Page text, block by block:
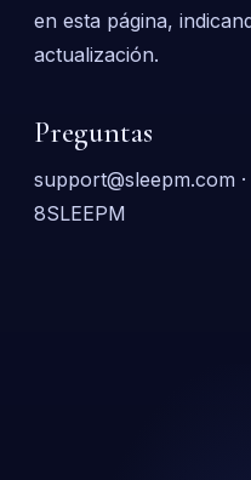
en esta página,
actualización.
Preguntas
support@sleepm.com
8SLEEPM